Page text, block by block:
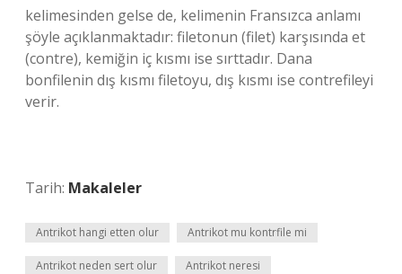
kelimesinden gelse de, kelimenin Fransızca anlamı
şöyle açıklanmaktadır: filetonun (filet) karşısında et
(contre), kemiğin iç kısmı ise sırttadır. Dana
bonfilenin dış kısmı filetoyu, dış kısmı ise contrefileyi
verir.
Tarih: Makaleler
Antrikot hangi etten olur Antrikot mu kontrfile mi
Antrikot neden sert olur Antrikot neresi